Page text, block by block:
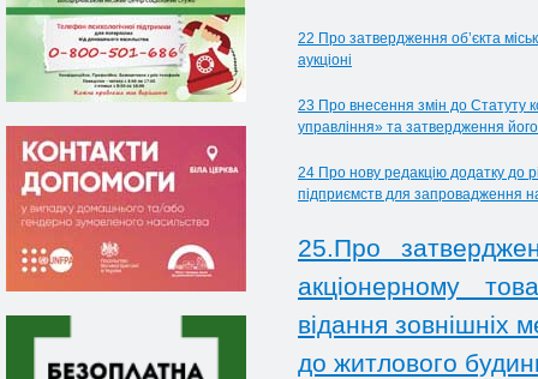
22 Про затвердження об’єкта
аукціоні
23 Про внесення змін до Статуту
управління» та затвердження його
24 Про нову редакцію додатку до
підприємств для запровадження
25.Про
акціонерному
відання зовнішніх
до житлового